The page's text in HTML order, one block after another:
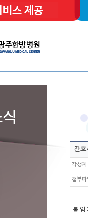
간
작성자
첨부파
붙 임